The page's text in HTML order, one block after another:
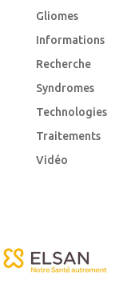
Gliomes
Informations
Recherche
Syndromes
Technologies
Traitements
Vidéo